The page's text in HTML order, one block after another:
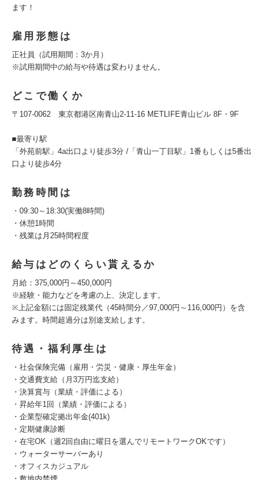
ます！
雇用形態は
正社員（試用期間：3か月）
※試用期間中の給与や待遇は変わりません。
どこで働くか
〒107-0062 東京都港区南青山2-11-16 METLIFE青山ビル 8F・9F
■最寄り駅
「外苑前駅」4a出口より徒歩3分 /「青山一丁目駅」1番もしくは5番出
口より徒歩4分
勤務時間は
・09:30～18:30(実働8時間)
・休憩1時間
・残業は月25時間程度
給与はどのくらい貰えるか
月給：375,000円～450,000円
※経験・能力などを考慮の上、決定します。
※上記金額には固定残業代（45時間分／97,000円～116,000円）を含
みます。時間超過分は別途支給します。
待遇・福利厚生は
・社会保険完備（雇用・労災・健康・厚生年金）
・交通費支給（月3万円迄支給）
・決算賞与（業績・評価による）
・昇給年1回（業績・評価による）
・企業型確定拠出年金(401k)
・定期健康診断
・在宅OK（週2回自由に曜日を選んでリモートワークOKです）
・ウォーターサーバーあり
・オフィスカジュアル